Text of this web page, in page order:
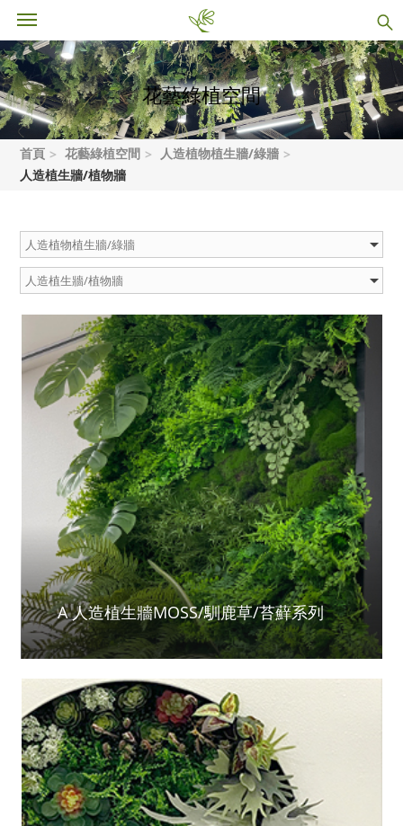
花藝綠植空間
首頁 花藝綠植空間
人造植物植生牆/綠牆
人造植生牆/植物牆
A 人造植生牆MOSS/馴鹿草/苔蘚系列